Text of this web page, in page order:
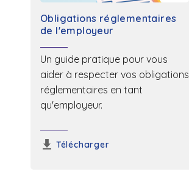
Obligations réglementaires
de l'employeur
Un guide pratique pour vous
aider à respecter vos obligations
réglementaires en tant
qu'employeur.
Télécharger